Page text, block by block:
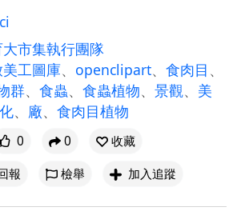
市集執行團隊
工圖庫、 openclipart、 食肉目 、
群、 食蟲、 食蟲植物、 景觀、 美
、 廠、 食肉目植物
0 0
收藏
報
檢舉 加入追蹤